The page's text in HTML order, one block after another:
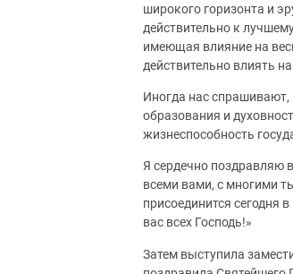
широкого горизонта и
действительно к
имеющая влияние на
действительно влиять
Иногда нас спрашивают,
образования и
жизнеспособность
Я сердечно поздравляю
всеми вами, с многими
присоединится сегодня
вас всех Господь!»
Затем выступила